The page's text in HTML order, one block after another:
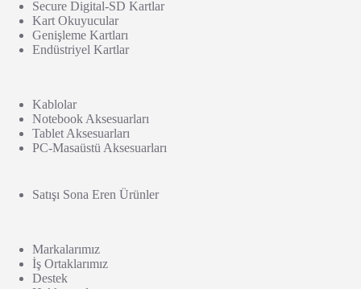
Secure Digital-SD Kartlar
Kart Okuyucular
Genişleme Kartları
Endüstriyel Kartlar
Kablolar
Notebook Aksesuarları
Tablet Aksesuarları
PC-Masaüstü Aksesuarları
Satışı Sona Eren Ürünler
Markalarımız
İş Ortaklarımız
Destek